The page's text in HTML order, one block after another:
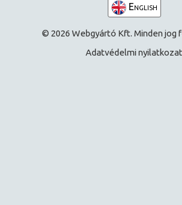
English
© 2026 Webgyártó Kft. Minden jog
Adatvédelmi nyilatkozat